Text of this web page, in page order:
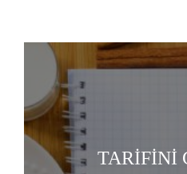
TARİFİNİ